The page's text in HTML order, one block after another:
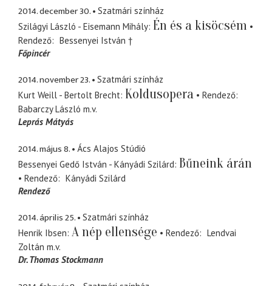
2014. december 30.
Szatmári színház
Szilágyi László - Eisemann Mihály Én és a kisöcsém
Rendező
Bessenyei István †
Főpincér
2014. november 23.
Szatmári színház
Kurt Weill - Bertolt Brecht Koldusopera
Rendező
Babarczy László m.v.
Leprás Mátyás
2014. május 8.
Ács Alajos Stúdió
Bessenyei Gedő István - Kányádi Szilárd Bűneink árán
Rendező
Kányádi Szilárd
Rendező
2014. április 25.
Szatmári színház
Henrik Ibsen A nép ellensége Rendező
Lendvai
Zoltán m.v.
Dr. Thomas Stockmann